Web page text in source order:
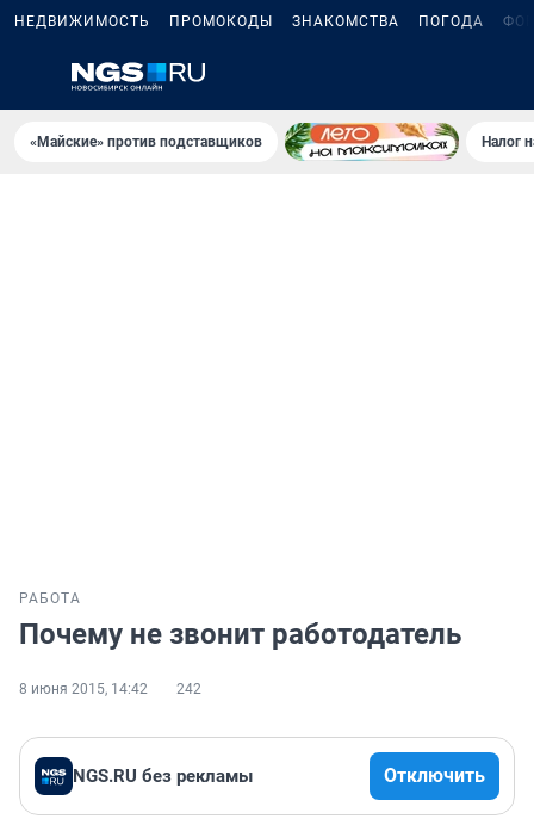
НЕДВИЖИМОСТЬ ПРОМОКОДЫ ЗНАКОМСТВА ПОГОДА
«Майские» против подставщиков Налог
РАБОТА
Почему не звонит работодатель
8 июня 2015, 14:42 242
NGS.RU без рекламы Отключить